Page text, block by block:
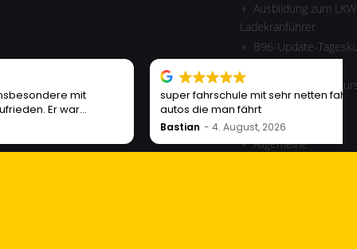
Ausbildung zum
Ladekranführer
B96-Update-
Motorrad
Blogseite
Allgemeine
super fahrschule mit sehr netten fahrlehrern und geile
autos die man fährt
4. August, 2026